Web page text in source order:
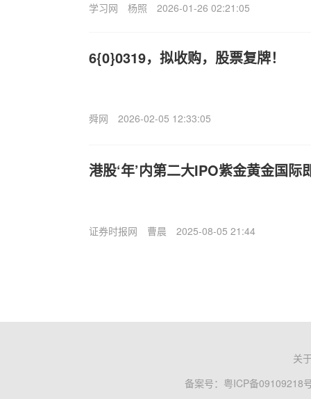
学习网 杨照 2026-01-26 02:21:05
6{0}0319，拟收购，股票复牌！
舜网 2026-02-05 12:33:05
港股‘年’内第二大IPO紫金黄金国际
证券时报网 曹晨 2025-08-05 21:44
关
备案号： 粤ICP备09109218